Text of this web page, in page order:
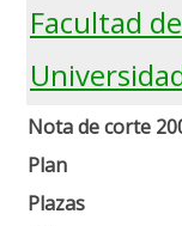
Facultad
Nota de corte
Plan
Plazas